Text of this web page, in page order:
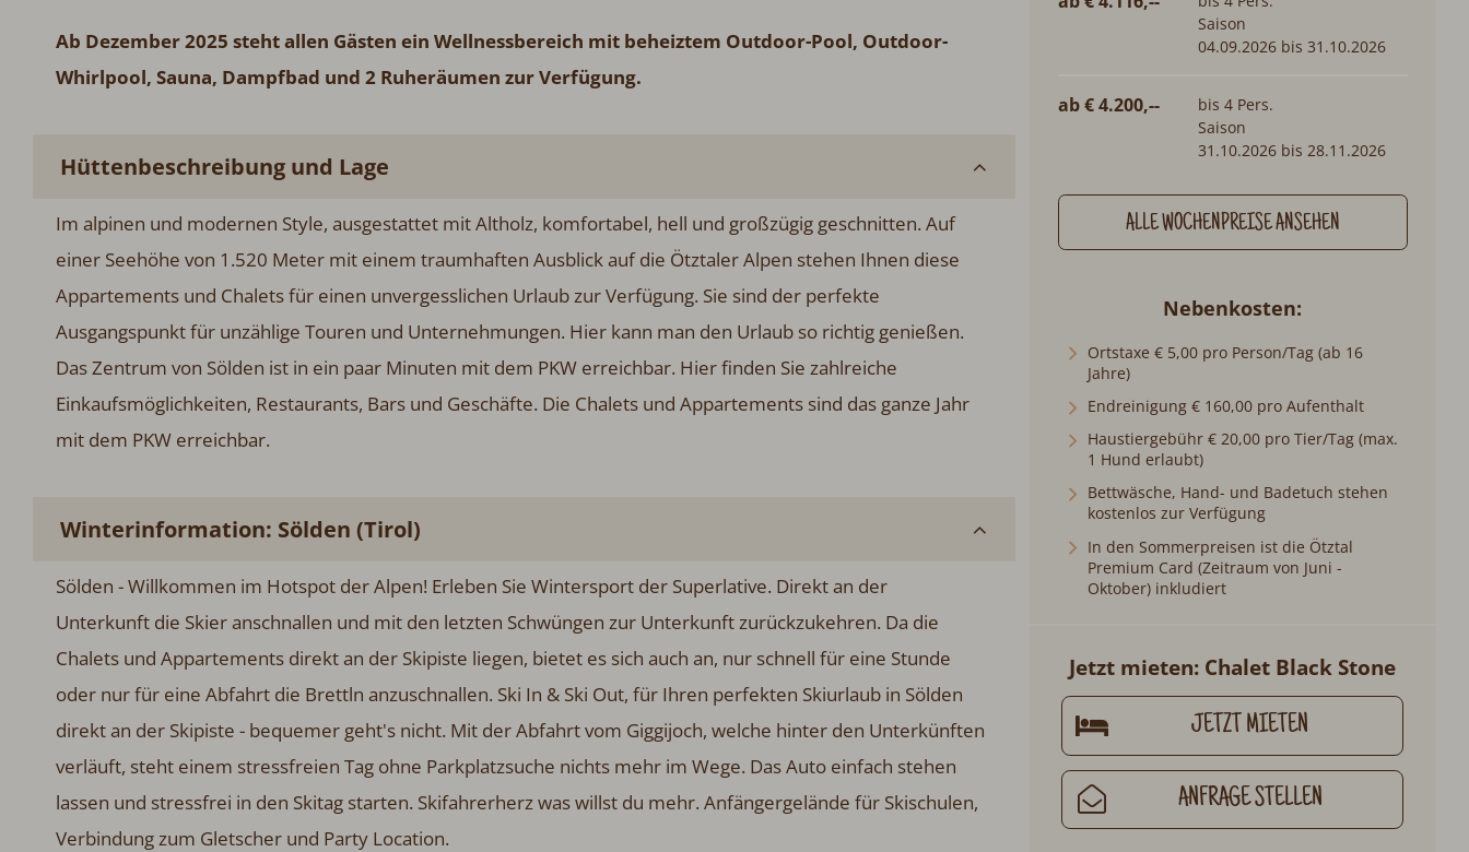
Ab Dezember 2025 steht allen Gästen ein Wellnessbereich mit beheiztem Outdoor-Pool, Outdoor-
Whirlpool, Sauna, Dampfbad und 2 Ruheräumen zur Verfügung.
Hüttenbeschreibung und Lage
Im alpinen und modernen Style, ausgestattet mit Altholz, komfortabel, hell und großzügig geschnitten. Auf
einer Seehöhe von 1.520 Meter mit einem traumhaften Ausblick auf die Ötztaler Alpen stehen Ihnen diese
Appartements und Chalets für einen unvergesslichen Urlaub zur Verfügung. Sie sind der perfekte
Ausgangspunkt für unzählige Touren und Unternehmungen. Hier kann man den Urlaub so richtig genießen.
Das Zentrum von Sölden ist in ein paar Minuten mit dem PKW erreichbar. Hier finden Sie zahlreiche
Einkaufsmöglichkeiten, Restaurants, Bars und Geschäfte. Die Chalets und Appartements sind das ganze Jahr
mit dem PKW erreichbar.
Winterinformation: Sölden (Tirol)
Sölden - Willkommen im Hotspot der Alpen! Erleben Sie Wintersport der Superlative. Direkt an der
Unterkunft die Skier anschnallen und mit den letzten Schwüngen zur Unterkunft zurückzukehren. Da die
Chalets und Appartements direkt an der Skipiste liegen, bietet es sich auch an, nur schnell für eine Stunde
oder nur für eine Abfahrt die Brettln anzuschnallen. Ski In & Ski Out, für Ihren perfekten Skiurlaub in Sölden
direkt an der Skipiste - bequemer geht's nicht. Mit der Abfahrt vom Giggijoch, welche hinter den Unterkünften
verläuft, steht einem stressfreien Tag ohne Parkplatzsuche nichts mehr im Wege. Das Auto einfach stehen
lassen und stressfrei in den Skitag starten. Skifahrerherz was willst du mehr. Anfängergelände für Skischulen,
Verbindung zum Gletscher und Party Location.
Saison
04.09.2026 bis 31.10.2026
ab € 4.200,--
bis 4 Pers.
Saison
31.10.2026 bis 28.11.2026
ALLE WOCHENPREISE ANSEHEN
Nebenkosten
Ortstaxe € 5,00 pro Person/Tag (ab 16
Jahre)
Endreinigung € 160,00 pro Aufenthalt
Haustiergebühr € 20,00 pro Tier/Tag (max.
1 Hund erlaubt)
Bettwäsche, Hand- und Badetuch stehen
kostenlos zur Verfügung
In den Sommerpreisen ist die Ötztal
Premium Card (Zeitraum von Juni -
Oktober) inkludiert
Jetzt mieten: Chalet Black Stone
JETZT MIETEN
ANFRAGE STELLEN